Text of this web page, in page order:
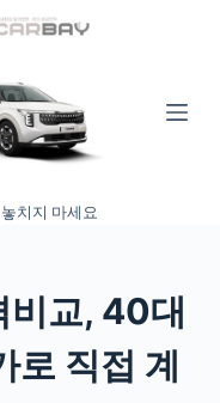
치지 마세요
비교, 40대
로 직접 계